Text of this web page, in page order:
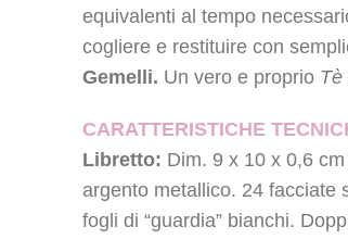
equivalenti al tempo
cogliere e restituire con
Gemelli. Un vero e proprio Tè
CARATTERISTICHE
Libretto: Dim. 9 x 10 x 0,6
argento metallico. 24 facciate
fogli di “guardia” bianchi.